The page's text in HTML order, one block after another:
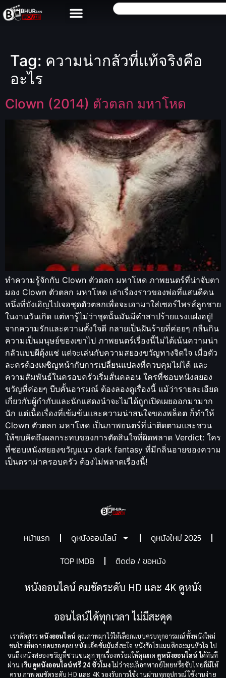
Tag: ความน่ากลัวที่แท้จริงคือ
อะไร
Clown (2014) ตัวตลก มหาโหด
ทำความรู้จักกับ Clown ตัวตลก มหาโหด ภาพยนตร์ที่น่าจับตา
มอง Clown ตัวตลก มหาโหด เล่าเรื่องราวของพ่อที่แสนดีคน
หนึ่งที่บังเอิญไปเจอชุดตัวตลกเพื่อจะเอามาใส่เซอร์ไพรส์ลูกชาย
ในงานวันเกิด แต่หารู้ไม่ว่าชุดนั้นมันมีคำสาปร้ายแรงแฝงอยู่!
จากความรักและความตั้งใจดี กลายเป็นฝันร้ายที่ค่อยๆ กลืนกิน
ความเป็นมนุษย์ของเขาไป ภาพยนตร์เรื่องนี้ไม่ได้เน้นความน่า
กลัวแบบผีตุ้งแช่ แต่จะเล่นกับความสยองขวัญทางจิตใจ เมื่อตัว
ละครต้องเผชิญหน้ากับการเปลี่ยนแปลงที่ควบคุมไม่ได้ และ
ความสัมพันธ์ในครอบครัวเริ่มสั่นคลอน ใครที่ชอบหนังสยอง
ขวัญที่ค่อยๆ บีบคั้นอารมณ์ ต้องลองดูเรื่องนี้ แม้ว่ารายละเอียด
เกี่ยวกับผู้กำกับและนักแสดงนำจะไม่ได้ถูกเปิดเผยออกมามาก
นัก แต่เนื้อเรื่องที่เข้มข้นและความน่าสนใจของพล็อต ก็ทำให้
Clown ตัวตลก มหาโหด เป็นภาพยนตร์ที่น่าติดตามและชวน
ให้ขบคิดถึงผลกระทบของการตัดสินใจที่ผิดพลาด Verdict: ใคร
ที่ชอบหนังสยองขวัญแนว dark fantasy ที่มีกลิ่นอายของความ
เป็นดราม่าครอบครัว ต้องไม่พลาดเรื่องนี้!
หน้าแรก ดูหนังออนไลน์
ดูหนังใหม่ 2025
TOP IMDB
ติดต่อ / ขอหนัง
หนังออนไลน์ คมชัดระดับ HD และ 4K ดูหนัง
ออนไลน์ได้ทุกเวลา ไม่มีสะดุด
เราคัดสรรหนังออนไลน์ คุณภาพมาไว้ให้เลือกแบบครบทุกอารมณ์ ทั้งหนังใหม่
ชนโรงที่หลายคนรอคอย หนังแอ็คชั่นมันส์สะใจ หนังรักโรแมนติกละมุนหัวใจ ไป
จนถึงหนังสยองขวัญที่ชวนขนลุก ทุกเรื่องพร้อมให้คุณกด ดูหนังออนไลน์ ได้ทันที
ผ่าน เว็บดูหนังออนไลน์ฟรี 24 ชั่วโมงไม่ว่าจะเลือกพากย์ไทยหรือซับไทยก็มีให้
ครบ ภาพคมชัดระดับ HD และ 4K รองรับการใช้งานผ่านทุกอุปกรณ์ ใช้งานง่าย